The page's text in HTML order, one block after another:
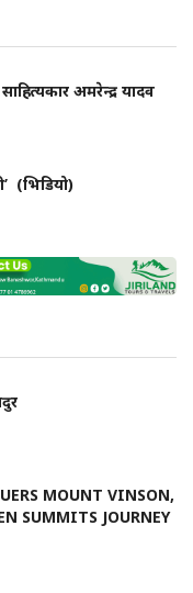
अमरेन्द्र यादव
(भिडियो)
MOUNT VINSON,
SUMMITS JOURNEY